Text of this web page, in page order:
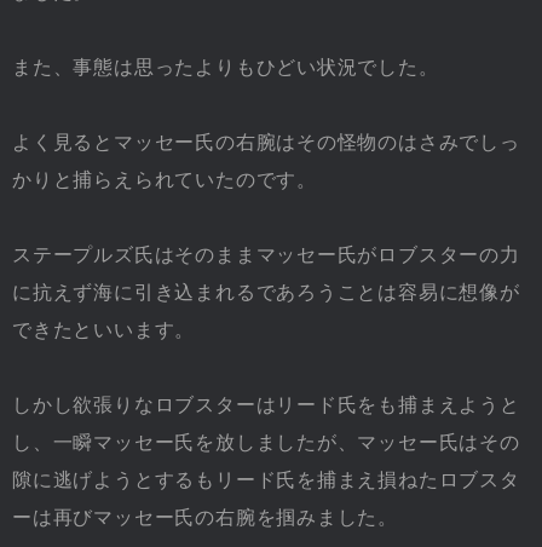
また、事態は思ったよりもひどい状況でした。
よく見るとマッセー氏の右腕はその怪物のはさみでしっ
かりと捕らえられていたのです。
ステープルズ氏はそのままマッセー氏がロブスターの力
に抗えず海に引き込まれるであろうことは容易に想像が
できたといいます。
しかし欲張りなロブスターはリード氏をも捕まえようと
し、一瞬マッセー氏を放しましたが、マッセー氏はその
隙に逃げようとするもリード氏を捕まえ損ねたロブスタ
ーは再びマッセー氏の右腕を掴みました。